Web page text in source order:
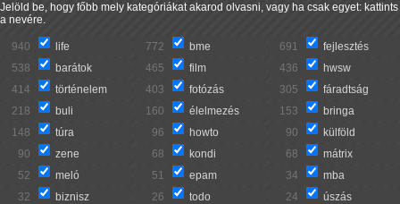
Jelöld be, hogy főbb mely kategóriákat akarod olvasni, vagy ha csak egyet: kattints
a nevére.
940 life 772 bme 691
fejlesztés
538
barátok 465 film 436
hwsw
414
történelem 403 fotózás 305
fáradtság
218
buli 160 élelmezés 153
bringa
148
túra 96 howto 90
külföld
90
zene 68 kondi 68
mátrix
52
meló 51 epam 34
mba
32
biznisz 26 todo 24
úszás